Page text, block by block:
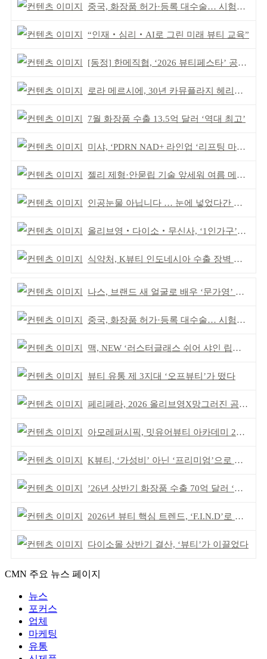
중국, 화장품 허가·등록 대수술… 시험자료 공용 허용
“인재‧심리‧AI로 그린 미래 뷰티 교육”
[동정] 한메직협, ‘2026 뷰티페스타’ 공동 주최
로라 메르시에, 30년 카뮤플라지 헤리티지 담아
7월 화장품 수출 13.5억 달러 ‘역대 최고’
미샤, ‘PDRN NAD+ 라인업 ‘리프팅 마스크’ 출시
젤리 제형·안묻립 기술 앞세워 여름 메이크업 시장 공략
인공눈물 아닙니다 … 눈에 넣었다간 각막 손상
올리브영‧다이소‧무신사, ‘1인가구’가 이끈다
식약처, K뷰티 인도네시아 수출 장벽 완화 성과
나스, 브랜드 새 얼굴로 배우 ‘문가영’ 발탁
중국, 화장품 허가·등록 대수술… 시험자료 공용 허용
맥, NEW ‘러스터글래스 쉬어 샤인 립스틱’ 출시
뷰티 유통 제 3지대 ‘오프뷰티’가 떴다
페리페라, 2026 올리브영X망그러진 곰 콜라보
아모레퍼시픽, 밋유어뷰티 아카데미 2기 발대식
K뷰티, ‘가성비’ 아닌 ‘프리미엄’으로 승부걸어야
’26년 상반기 화장품 수출 70억 달러 ‘역대 최고’
2026년 뷰티 핵심 트렌드, ‘F.I.N.D’로 읽는다
다이소몰 상반기 결산, ‘뷰티’가 이끌었다
CMN 주요 뉴스 페이지
뉴스
포커스
업체
마케팅
유통